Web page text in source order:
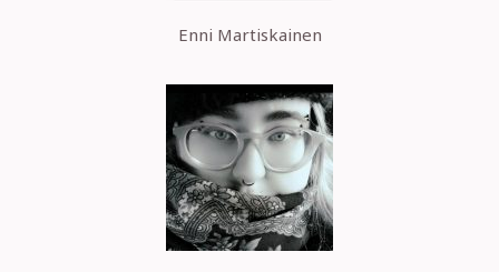
Enni Martiskainen